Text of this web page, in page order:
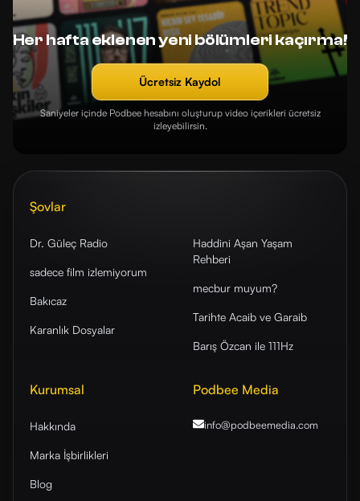
Her hafta eklenen yeni bölümleri kaçırma!
Ücretsiz Kaydol
Saniyeler içinde Podbee hesabını oluşturup video içerikleri ücretsiz
izleyebilirsin.
Şovlar
Dr. Güleç Radio
sadece film izlemiyorum
Bakıcaz
Karanlık Dosyalar
Haddini Aşan Yaşam
Rehberi
mecbur muyum?
Tarihte Acaib ve Garaib
Barış Özcan ile 111Hz
Kurumsal
Hakkında
Marka İşbirlikleri
Blog
Podbee Media
info@podbeemedia.com